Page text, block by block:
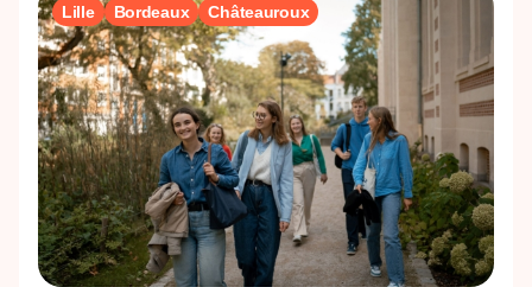
Lille Bordeaux Châteauroux